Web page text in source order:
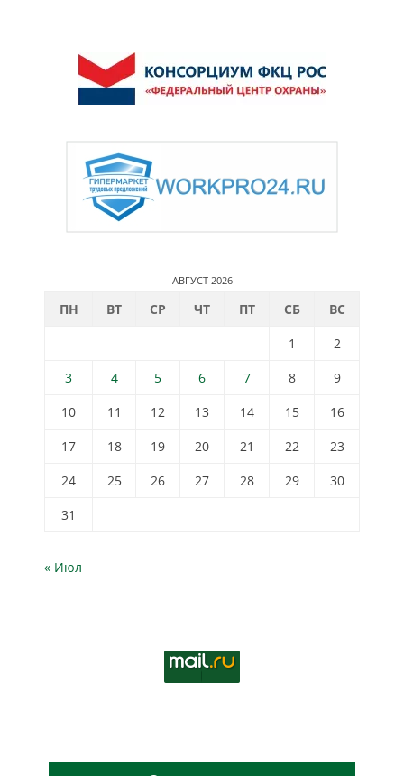
АВГУСТ 2026
ПН ВТ СР ЧТ ПТ СБ
ВС
1
2
3
4 5 6 7 8
9
10
11 12 13 14 15
16
17
18 19 20 21 22
23
24
25 26 27 28 29
30
31
« Июл